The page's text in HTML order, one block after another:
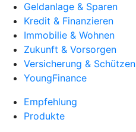
Geldanlage & Sparen
Kredit & Finanzieren
Immobilie & Wohnen
Zukunft & Vorsorgen
Versicherung & Schützen
YoungFinance
Empfehlung
Produkte